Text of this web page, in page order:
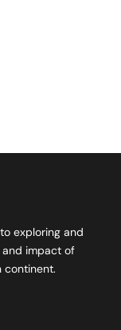
exploring and
and impact of
continent.